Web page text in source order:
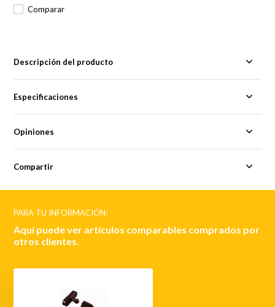
Comparar
Descripción del producto
Especificaciones
Opiniones
Compartir
PARA TU INFORMACIÓN:
Aquí puede ver artículos comparables comprados por
otros clientes.